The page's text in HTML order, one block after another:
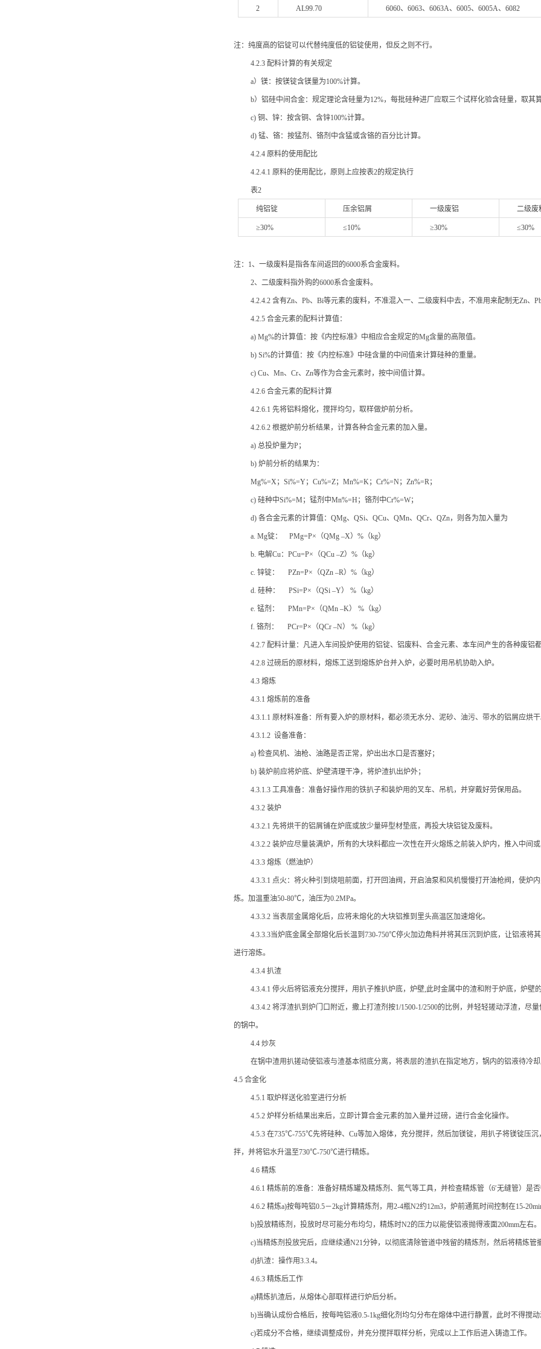
2 AL99.70 6060、6063、6063A、6005、6005A、6082
注：纯度高的铝锭可以代替纯度低的铝锭使用，但反之则不行。
4.2.3 配料计算的有关规定
a）镁：按镁锭含镁量为100%计算。
b）铝硅中间合金：规定理论含硅量为12%，每批硅种进厂应取三个试样化验含硅量，取其
c) 铜、锌：按含铜、含锌100%计算。
d) 锰、铬：按猛剂、铬剂中含猛或含铬的百分比计算。
4.2.4 原料的使用配比
4.2.4.1 原料的使用配比，原则上应按表2的规定执行
表2
纯铝锭 压余铝屑 一级废铝 二级废
≥30% ≤10% ≥30% ≤30%
注：1、一级废料是指各车间返回的6000系合金废料。
2、二级废料指外购的6000系合金废料。
4.2.4.2 含有Zn、Pb、Bi等元素的废料，不准混入一、二级废料中去，不准用来配制无Zn、
4.2.5 合金元素的配料计算值：
a) Mg%的计算值：按《内控标准》中相应合金规定的Mg含量的高限值。
b) Si%的计算值：按《内控标准》中硅含量的中间值来计算硅种的重量。
c) Cu、Mn、Cr、Zn等作为合金元素时，按中间值计算。
4.2.6 合金元素的配料计算
4.2.6.1 先将铝料熔化，搅拌均匀，取样做炉前分析。
4.2.6.2 根据炉前分析结果，计算各种合金元素的加入量。
a) 总投炉量为P；
b) 炉前分析的结果为：
Mg%=X；Si%=Y；Cu%=Z；Mn%=K；Cr%=N；Zn%=R；
c) 硅种中Si%=M；锰剂中Mn%=H；铬剂中Cr%=W；
d) 各合金元素的计算值：QMg、QSi、QCu、QMn、QCr、QZn，则各为加入量为
a. Mg锭： PMg=P×（QMg –X）%（kg）
b. 电解Cu：PCu=P×（QCu –Z）%（kg）
c. 锌锭： PZn=P×（QZn –R）%（kg）
d. 硅种： PSi=P×（QSi –Y） %（kg）
e. 锰剂： PMn=P×（QMn –K） %（kg）
f. 铬剂： PCr=P×（QCr –N） %（kg）
4.2.7 配料计量：凡进入车间投炉使用的铝锭、铝废料、合金元素、本车间产生的各种废铝
4.2.8 过磅后的原材料，熔炼工送到熔炼炉台并入炉，必要时用吊机协助入炉。
4.3 熔炼
4.3.1 熔炼前的准备
4.3.1.1 原材料准备：所有要入炉的原材料，都必须无水分、泥砂、油污、带水的铝屑应烘干
4.3.1.2 设备准备：
a) 检查风机、油枪、油路是否正常，炉出出水口是否塞好；
b) 装炉前应将炉底、炉壁清理干净，将炉渣扒出炉外；
4.3.1.3 工具准备：准备好操作用的铁扒子和装炉用的叉车、吊机，并穿戴好劳保用品。
4.3.2 装炉
4.3.2.1 先将烘干的铝屑铺在炉底或放少量碎型材垫底，再投大块铝锭及废料。
4.3.2.2 装炉应尽量装满炉，所有的大块料都应一次性在开火熔炼之前装入炉内，推入中间
4.3.3 熔炼 （燃油炉）
4.3.3.1 点火：将火种引到烧咀前面，打开回油阀，开启油泵和风机慢慢打开油枪阀，使炉
炼。加温重油50-80℃，油压为0.2MPa。
4.3.3.2 当表层金属熔化后，应将未熔化的大块铝推到里头高温区加速熔化。
4.3.3.3当炉底金属全部熔化后长温到730-750℃停火加边角料并将其压沉到炉底，让铝液
进行溶炼。
4.3.4 扒渣
4.3.4.1 停火后将铝液充分搅拌，用扒子推扒炉底，炉壁,此时金属中的渣和附于炉底，炉壁的
4.3.4.2 将浮渣扒到炉门口附近，撒上打渣剂按1/1500-1/2500的比例，并轻轻搓动浮渣，
的锅中。
4.4 炒灰
在锅中渣用扒搓动使铝液与渣基本彻底分离，将表层的渣扒在指定地方，锅内的铝液待冷
4.5 合金化
4.5.1 取炉样送化验室进行分析
4.5.2 炉样分析结果出来后，立即计算合金元素的加入量并过磅，进行合金化操作。
4.5.3 在735℃-755℃先将硅种、Cu等加入熔体，充分搅拌，然后加镁锭，用扒子将镁锭压
拌，并将铝水升温至730℃-750℃进行精炼。
4.6 精炼
4.6.1 精炼前的准备：准备好精炼罐及精炼剂、氮气等工具，并检查精炼管（6′无缝管）是否
4.6.2 精炼a)按每吨铝0.5－2kg计算精炼剂，用2-4瓶N2约12m3，炉前通氮时间控制在15-
b)投放精练剂，投放时尽可能分布均匀，精炼时N2的压力以能使铝液抛得液面200mm左右。
c)当精炼剂投放完后，应继续通N21分钟，以彻底清除管道中残留的精炼剂，然后将精炼管
d)扒渣：操作用3.3.4。
4.6.3 精炼后工作
a)精炼扒渣后，从熔体心部取样进行炉后分析。
b)当确认成份合格后，按每吨铝液0.5-1kg细化剂均匀分布在熔体中进行静置，此时不得搅动
c)若成分不合格，继续调整成份，并充分搅拌取样分析，完成以上工作后进入铸造工作。